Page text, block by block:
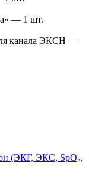
— 1 шт.
канала ЭКСН —
(ЭКГ, ЭКС, SpO₂,